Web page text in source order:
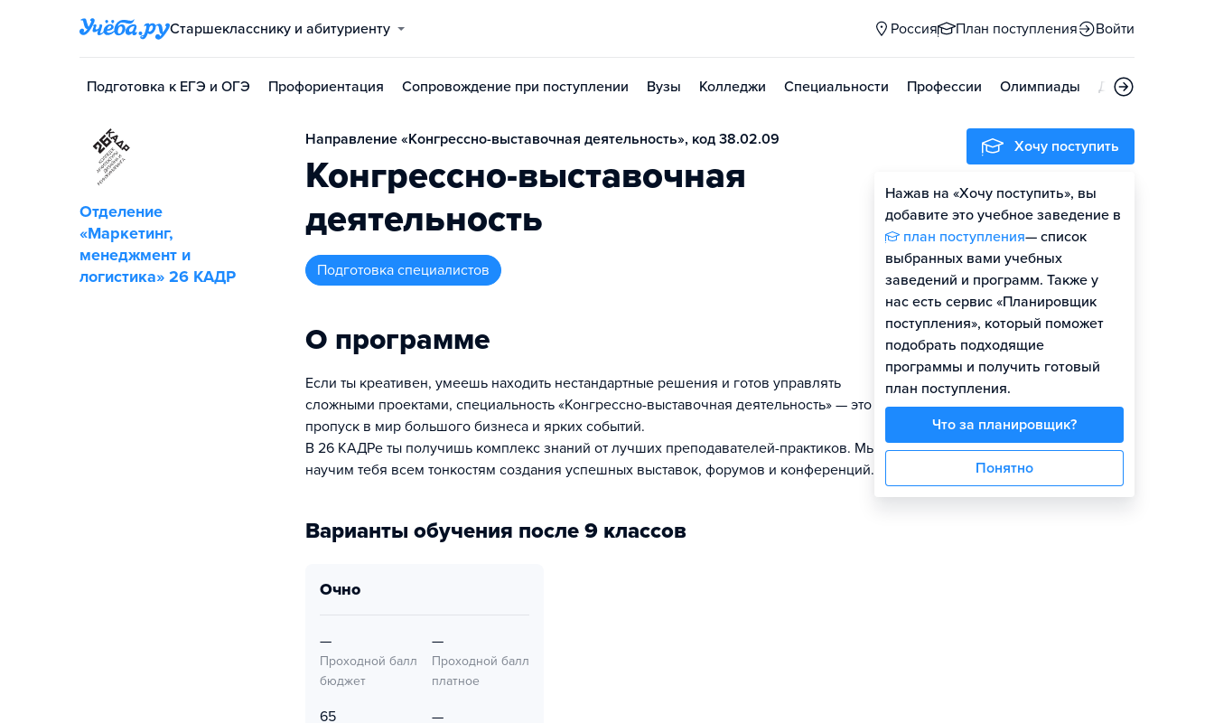
Старшекласснику и абитуриенту Россия План поступления Войти
Подготовка к ЕГЭ и ОГЭ Профориентация Сопровождение при поступлении Вузы Колледжи Специальности Профессии Олимпиады Дни открытых
Отделение
«Маркетинг,
менеджмент и
логистика» 26 КАДР
Направление «Конгрессно-выставочная деятельность», код 38.02.09
Конгрессно-выставочная
деятельность
подготовка специалистов
О программе
Если ты креативен, умеешь находить нестандартные решения и готов управлять
сложными проектами, специальность «Конгрессно-выставочная деятельность» — это твой
пропуск в мир большого бизнеса и ярких событий.
В 26 КАДРе ты получишь комплекс знаний от лучших преподавателей-практиков. Мы
научим тебя всем тонкостям создания успешных выставок, форумов и конференций.
Варианты обучения после 9 классов
очно
—
Проходной балл
бюджет
—
Проходной балл
платное
65 —
Хочу поступить
Нажав на «Хочу поступить», вы
добавите это учебное заведение в
план поступления— список
выбранных вами учебных
заведений и программ. Также у
нас есть сервис «Планировщик
поступления», который поможет
подобрать подходящие
программы и получить готовый
план поступления.
Что за планировщик?
Понятно